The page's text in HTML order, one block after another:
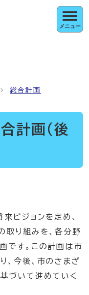
メニュー
総合計画
計画（後
ビジョンを定め、
取り組みを、各分野
です。この計画は市
、今後、市のさまざ
づいて進めていく